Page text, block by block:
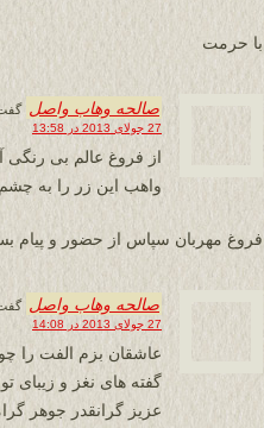
با حرمت
صالحه وهاب واصل
27 جولای 2013 در 13:58
از فروغ عالم بی رنگی
واهب این زر را به
فروغ مهربان سپاس از حضور و پیام
صالحه وهاب واصل
27 جولای 2013 در 14:08
عاشقان بزم الفت را
گفته های نغز و زیبای
عزیز گرانقدر جوهر